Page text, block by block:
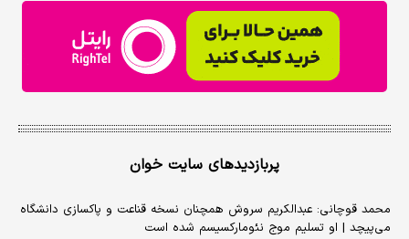
پربازدیدهای سایت خوان
محمد قوچانی: عبدالکریم سروش همچنان نسخه قناعت و پاکسازی دانشگاه
می‌پیچد | او تسلیم موج نئومارکسیسم شده است